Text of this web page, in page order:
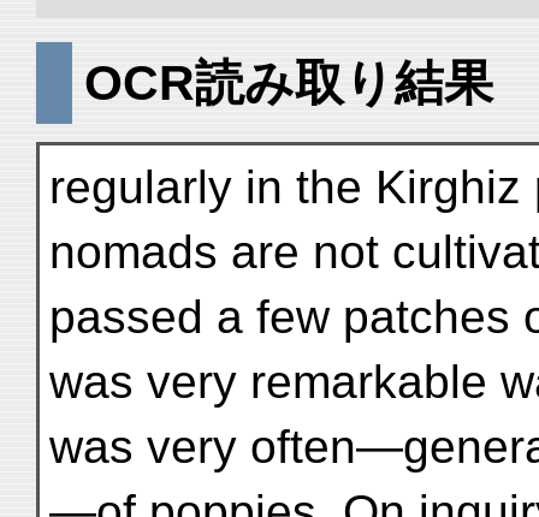
OCR読み取り結果
regularly in the
nomads are not
passed a few patches
was very remarkable
was very